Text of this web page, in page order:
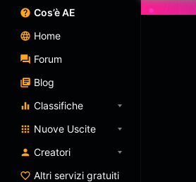
Cos’è AE
Home
Forum
Blog
Classifiche
Nuove Uscite
Creatori
Altri servizi gratuiti